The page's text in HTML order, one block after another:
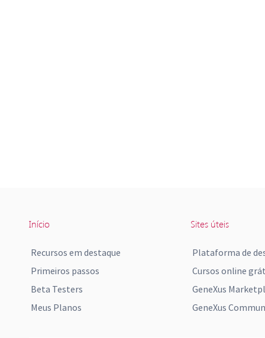
Início
Recursos em destaque
Primeiros passos
Beta Testers
Meus Planos
Sites úteis
Plataforma de
Cursos online
GeneXus
GeneXus